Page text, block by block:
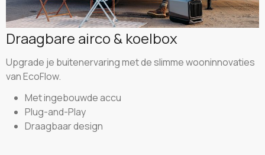
Draagbare airco & koelbox
Upgrade je buitenervaring met de slimme wooninnovaties
van EcoFlow.
Met ingebouwde accu
Plug-and-Play
Draagbaar design